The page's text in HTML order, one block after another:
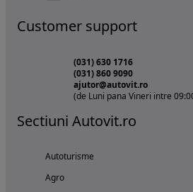
Customer support
(031) 630 1716
(031) 860 9090
ajutor@autovit.ro
(de Luni pana Vineri intre
Sectiuni Autovit.ro
Autoturisme
Agro